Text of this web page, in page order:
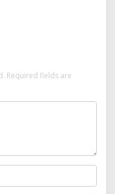
Required fields are